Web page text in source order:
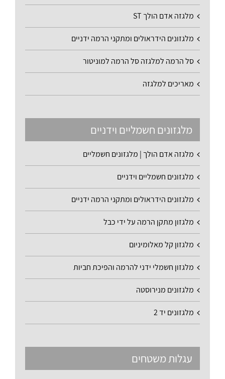
מלגזה אדם הולך ST
מלגזונים הידראולים ומתקני הרמה ידניים
סל הרמה למלגזה סל הרמה למוניטור
מאריכים למלגזה
מלגזונים חשמליים וידניים
מלגזה אדם הולך | מלגזונים חשמליים
מלגזונים חשמליים וידניים
מלגזונים הידראולים ומתקני הרמה ידניים
מלגזון מתקן הרמה על ידי כבל
מלגזון קל מאלומיניום
מלגזון חשמלי ידני להרמה והפיכת חביות
מלגזונים מנירוסטה
מלגזונים יד 2
עגלות משטחים